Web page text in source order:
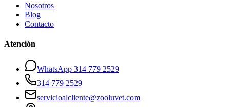
Nosotros
Blog
Contacto
Atención
WhatsApp 314 779 2529
314 779 2529
servicioalcliente@zooluvet.com